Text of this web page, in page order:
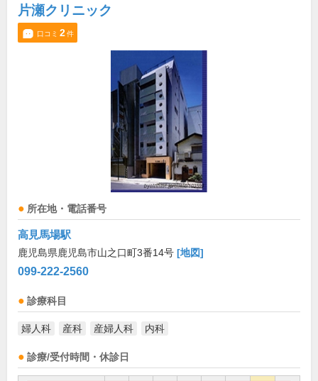
片瀬クリニック
口コミ 2件
所在地・電話番号
高見馬場駅
鹿児島県鹿児島市山之口町3番14号 [地図]
099-222-2560
診療科目
婦人科 産科 産婦人科 内科
診療/受付時間・休診日